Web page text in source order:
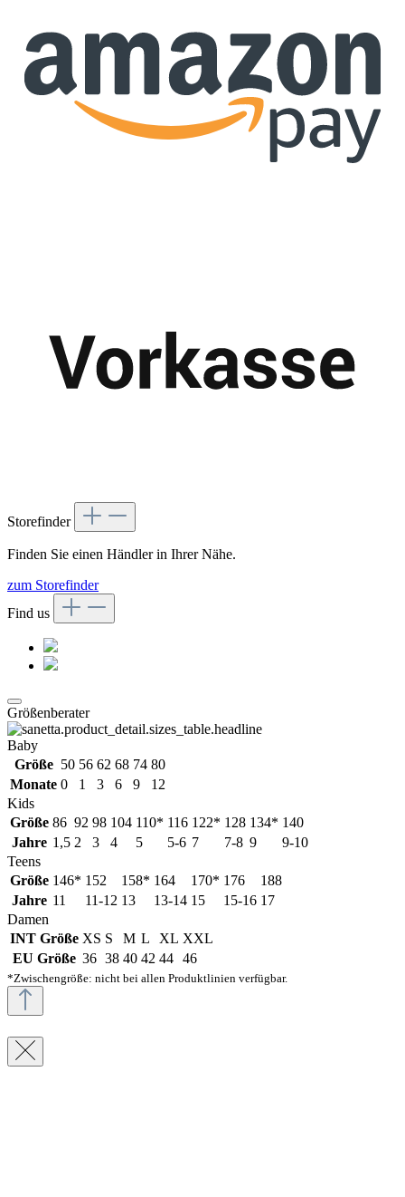
Storefinder
Finden Sie einen Händler in Ihrer Nähe.
zum Storefinder
Find us
Größenberater
Baby
Größe 50 56 62 68 74 80
Monate 0 1 3 6 9
12
Kids
Größe 86 92 98 104 110* 116 122* 128 134* 140
Jahre 1,5 2 3 4 5 5-6 7 7-8 9
9-10
Teens
Größe 146* 152 158* 164 170* 176
188
Jahre 11 11-12 13 13-14 15 15-16 17
Damen
INT Größe XS S M L XL XXL
EU Größe 36 38 40 42 44 46
*Zwischengröße: nicht bei allen Produktlinien verfügbar.